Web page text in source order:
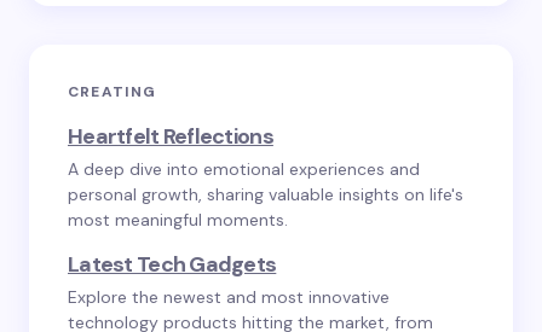
CREATING
Heartfelt Reflections
A deep dive into emotional experiences and
personal growth, sharing valuable insights on life's
most meaningful moments.
Latest Tech Gadgets
Explore the newest and most innovative
technology products hitting the market, from